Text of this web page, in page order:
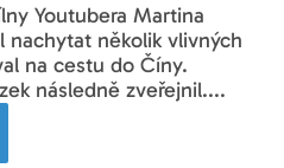
Youtubera Martina
nachytat několik vlivných
na cestu do Číny.
následně zveřejnil....